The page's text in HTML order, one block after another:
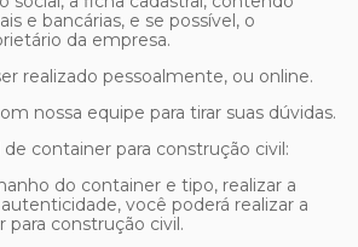
e bancárias, e se possível, o
da empresa.
realizado pessoalmente, ou online.
nossa equipe para tirar suas dúvidas.
de container para construção civil:
do container e tipo, realizar a
você poderá realizar a
para construção civil.